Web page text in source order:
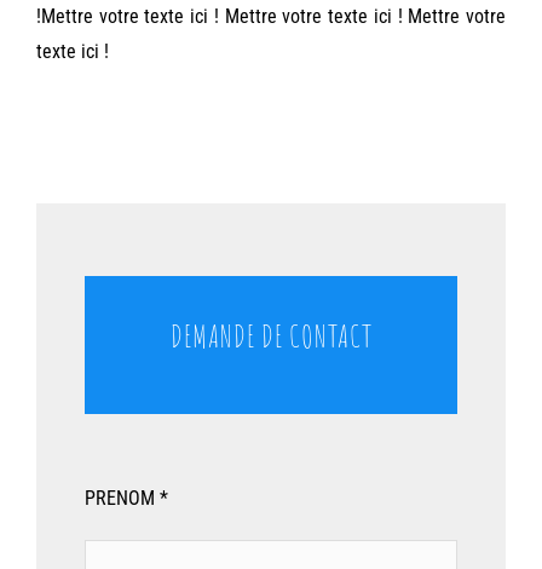
!Mettre votre texte ici ! Mettre votre texte ici ! Mettre votre
texte ici !
DEMANDE DE CONTACT
PRENOM *